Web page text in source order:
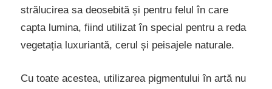
strălucirea sa deosebită și pentru felul în care
capta lumina, fiind utilizat în special pentru a reda
vegetația luxuriantă, cerul și peisajele naturale.
Cu toate acestea, utilizarea pigmentului în artă nu